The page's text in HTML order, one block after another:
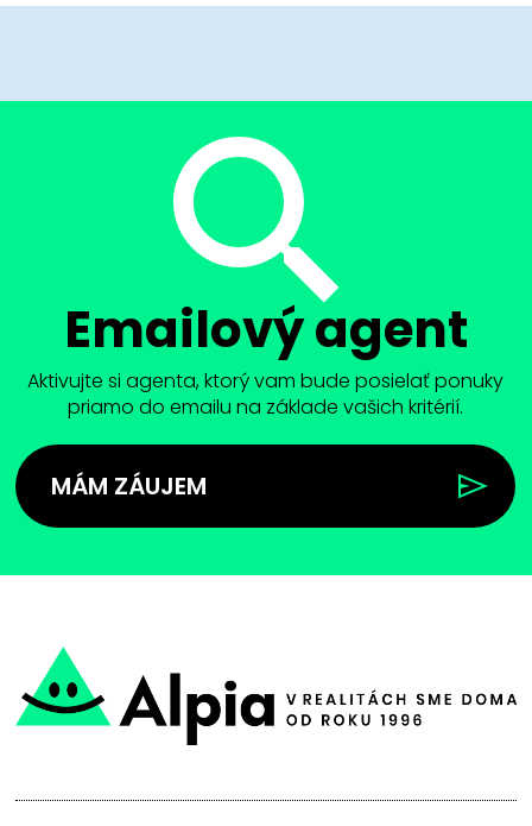
Emailový agent
Aktivujte si agenta, ktorý vam bude posielať ponuky
priamo do emailu na základe vašich kritérií.
MÁM ZÁUJEM